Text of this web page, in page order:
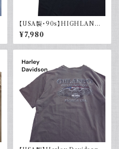
【USA製・90s】HIGHLANDE
R 悪魔の戦士 オフィシャルTシ
ャツ
¥7,980